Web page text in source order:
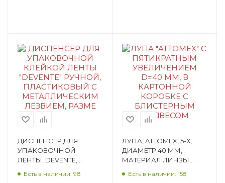
ДИСПЕНСЕР ДЛЯ
УПАКОВОЧНОЙ
ЛЕНТЫ, DEVENTE,
Есть в наличии: 98
ЛУПА, ATTOMEX, 5-Х,
ДИАМЕТР 40 ММ,
МАТЕРИАЛ ЛИНЗЫ
Есть в наличии: 158